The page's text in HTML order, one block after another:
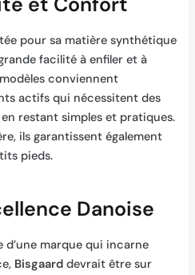
pour sa matière synthétique
facilité à enfiler et à
conviennent
actifs qui nécessitent des
restant simples et pratiques.
ils garantissent également
pieds.
Danoise
d’une marque qui incarne
Bisgaard devrait être sur